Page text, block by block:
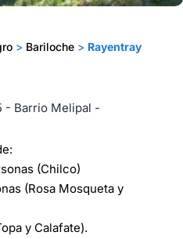
> Bariloche > Rayentray
- Barrio Melipal -
(Chilco)
(Rosa Mosqueta y
y Calafate).